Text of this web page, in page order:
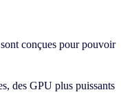
conçues pour pouvoir
des GPU plus puissants